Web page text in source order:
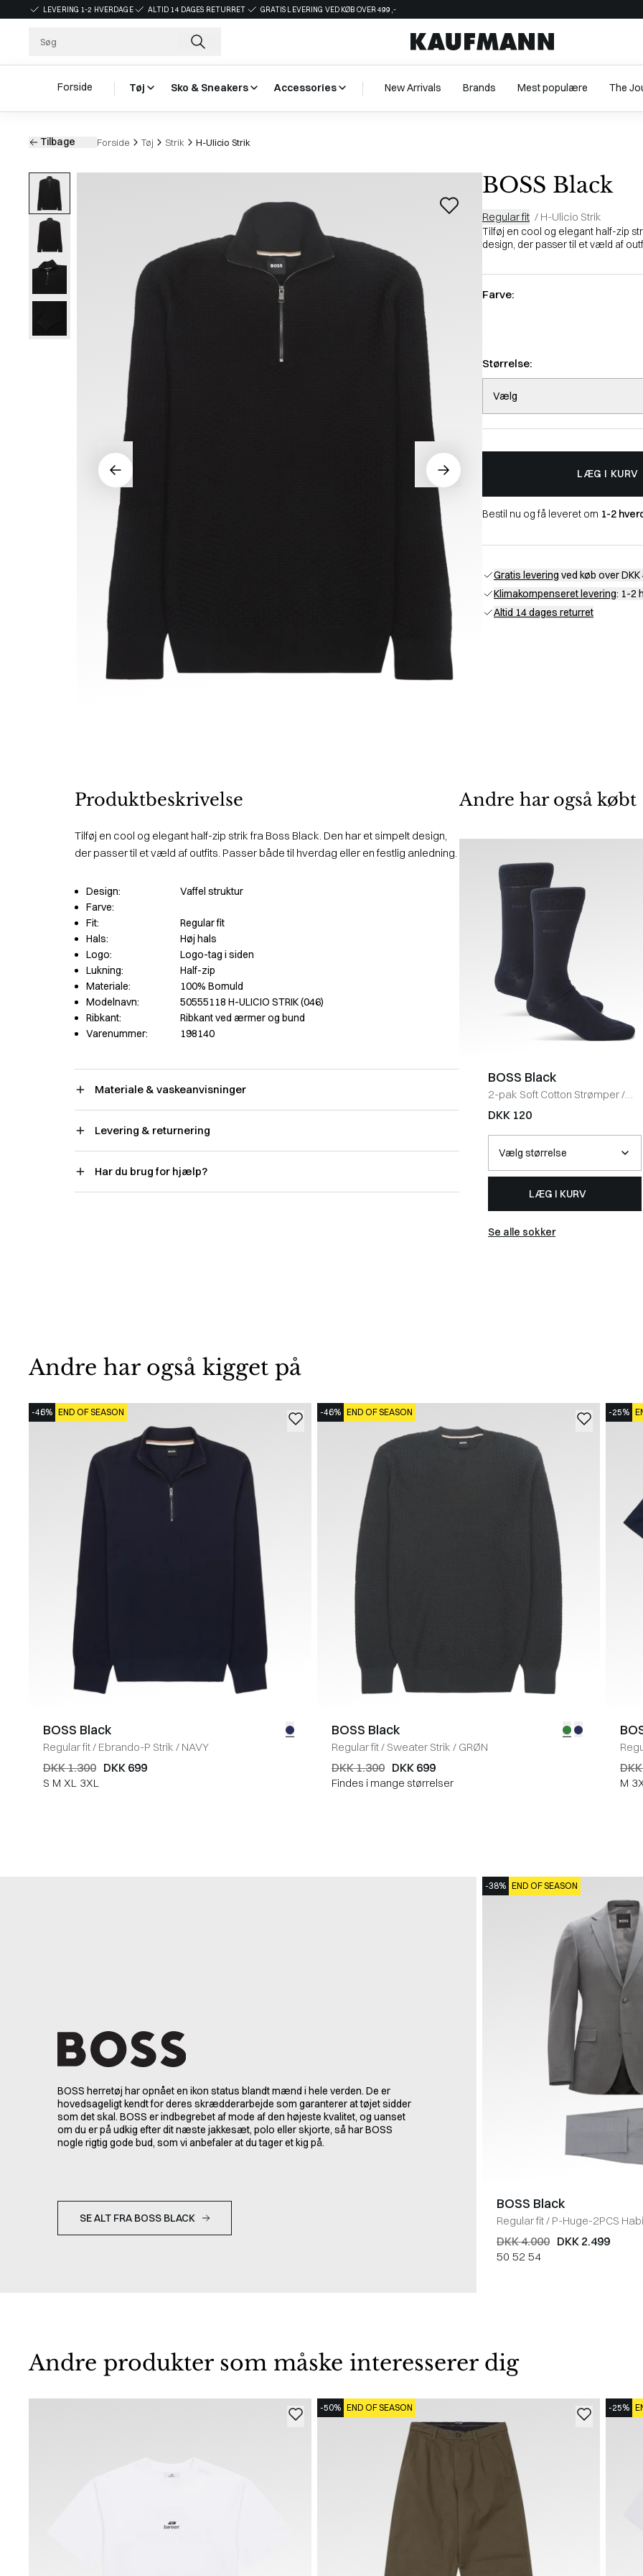
LEVERING 1-2 HVERDAGE ALTID 14 DAGES RETURRET GRATIS LEVERING VED KØB OVER 499,-
Forside Tøj Sko & Sneakers Accessories New Arrivals Brands Mest populære The
Tilbage Forside Tøj Strik H-Ulicio Strik
BOSS Black
Regular fit / H-Ulicio Strik
Tilføj en cool og elegant half-zip
design, der passer til et væld af
Farve:
Størrelse:
Vælg
LÆG I KURV
Bestil nu og få leveret om 1-2
Gratis levering ved køb over DKK
Klimakompenseret levering: 1-2
Altid 14 dages returret
Produktbeskrivelse
Tilføj en cool og elegant half-zip strik fra Boss Black. Den har et simpelt design,
der passer til et væld af outfits. Passer både til hverdag eller en festlig anledning.
Design:
Vaffel struktur
Farve:
Fit:
Regular fit
Hals:
Høj hals
Logo:
Logo-tag i siden
Lukning:
Half-zip
Materiale:
100% Bomuld
Modelnavn:
50555118 H-ULICIO STRIK (046)
Ribkant:
Ribkant ved ærmer og bund
Varenummer:
198140
Materiale & vaskeanvisninger
Levering & returnering
Har du brug for hjælp?
Andre har også købt
BOSS Black
2-pak Soft Cotton Strømper/
NAVY
DKK 120
LÆG I KURV
Se alle sokker
Andre har også kigget på
-46% END OF SEASON
BOSS Black
Regular fit/ Ebrando-P Strik / NAVY
DKK 1.300 DKK 699
S M XL 3XL
-46% END OF SEASON
BOSS Black
Regular fit/ Sweater Strik / GRØN
DKK 1.300 DKK 699
Findes i mange størrelser
-25%
M
BOSS herretøj har opnået en ikon status blandt mænd i hele verden. De er
hovedsageligt kendt for deres skrædderarbejde som garanterer at tøjet sidder
som det skal. BOSS er indbegrebet af mode af den højeste kvalitet, og uanset
om du er på udkig efter dit næste jakkesæt, polo eller skjorte, så har BOSS
nogle rigtig gode bud, som vi anbefaler at du tager et kig på.
SE ALT FRA BOSS BLACK
-38% END OF SEASON
BOSS Black
Regular fit/ P-Huge-2PCS
DKK 4.000 DKK 2.499
50 52 54
Andre produkter som måske interesserer dig
-50% END OF SEASON -25%